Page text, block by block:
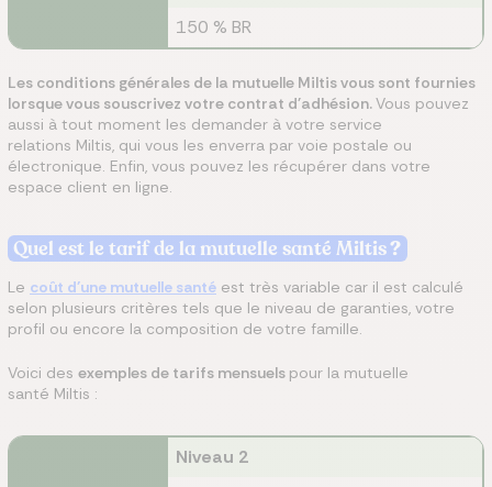
150 % BR
Les conditions générales de la mutuelle Miltis vous sont fournies
lorsque vous souscrivez votre contrat d'adhésion.Vous pouvez
aussi à tout moment les demander à votre service
relations Miltis, qui vous les enverra par voie postale ou
électronique. Enfin, vous pouvez les récupérer dans votre
espace client en ligne.
Quel est le tarif de la mutuelle santé Miltis​?
Le coût d'une mutuelle santé est très variable car il est calculé
selon plusieurs critères tels que le niveau de garanties, votre
profil ou encore la composition de votre famille.
Voici des exemples de tarifs mensuels pour la mutuelle
santé Miltis :
Niveau 2